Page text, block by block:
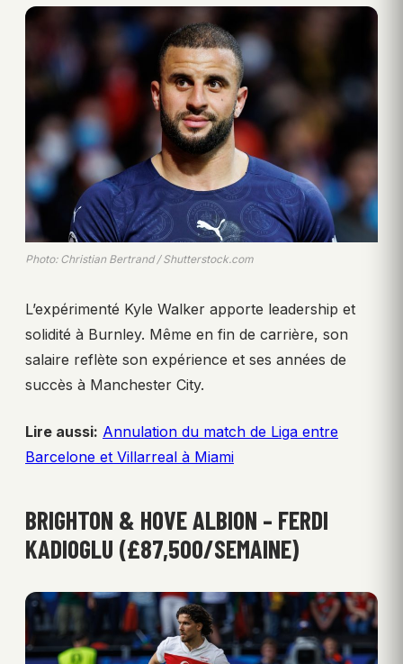
Photo: Christian Bertrand / Shutterstock.com
L’expérimenté Kyle Walker apporte leadership et
solidité à Burnley. Même en fin de carrière, son
salaire reflète son expérience et ses années de
succès à Manchester City.
Lire aussi: Annulation du match de Liga entre
Barcelone et Villarreal à Miami
BRIGHTON & HOVE ALBION – FERDI
KADIOGLU (£87,500/SEMAINE)